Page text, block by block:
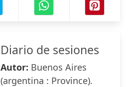
Diario de sesiones
Autor: Buenos Aires
(argentina : Province).